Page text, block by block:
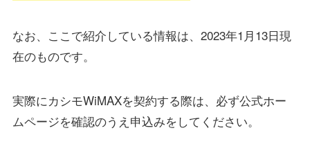
なお、ここで紹介している情報は、2023年1月13日現
在のものです。
実際にカシモWiMAXを契約する際は、必ず公式ホー
ムページを確認のうえ申込みをしてください。